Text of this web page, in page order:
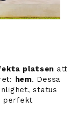
platsen att
hem. Dessa
status
perfekt